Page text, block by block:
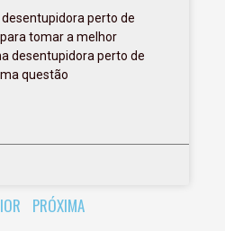
perto de
tomar a melhor
desentupidora perto de
questão
PRÓXIMA